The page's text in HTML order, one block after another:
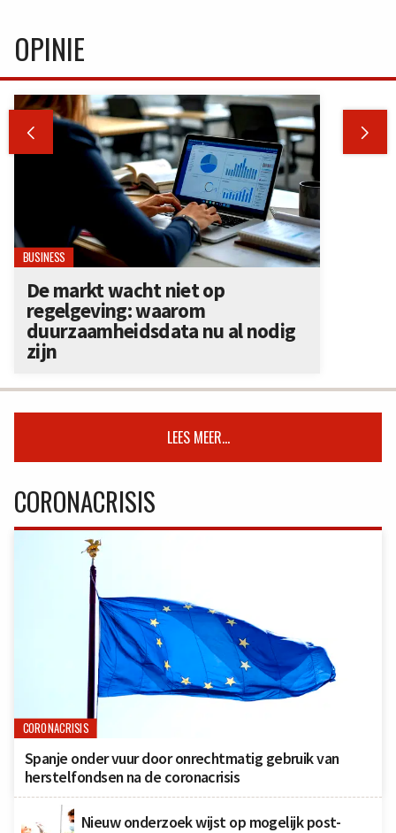
OPINIE
 
BUSINESS
De markt wacht niet op
regelgeving: waarom
duurzaamheidsdata nu al nodig
zijn
LEES MEER...
CORONACRISIS
CORONACRISIS
Spanje onder vuur door onrechtmatig gebruik van
herstelfondsen na de coronacrisis
Nieuw onderzoek wijst op mogelijk post-